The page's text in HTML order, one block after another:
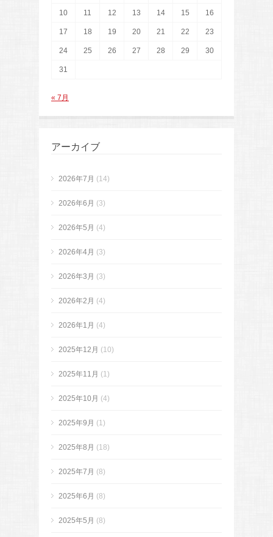
10 11 12 13 14 15 16
17 18 19 20 21 22 23
24 25 26 27 28 29 30
31
« 7月
アーカイブ
2026年7月 (14)
2026年6月 (3)
2026年5月 (4)
2026年4月 (3)
2026年3月 (3)
2026年2月 (4)
2026年1月 (4)
2025年12月 (10)
2025年11月 (1)
2025年10月 (4)
2025年9月 (1)
2025年8月 (18)
2025年7月 (8)
2025年6月 (8)
2025年5月 (8)